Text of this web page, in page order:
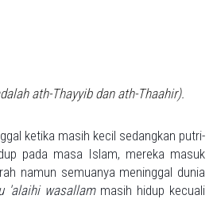
ath-Thayyib dan ath-Thaahir).
ketika masih kecil sedangkan putri-
pada masa Islam, mereka masuk
namun semuanya meninggal dunia
'alaihi wasallammasih hidup kecuali